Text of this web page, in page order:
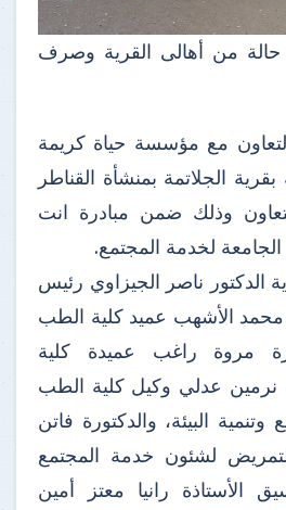
- الكشف على 212 حالة من أهالى القرية وصرف
مع مؤسسة حياة كريمة
الجلاتمة بمنشأة القناطر
وذلك ضمن مبادرة انت
لخدمة المجتمع.
الدكتور ناصر الجيزاوي رئيس
محمد الأشهب عميد كلية الطب
مروة راغب عميدة كلية
نرمين عدلي وكيل كلية الطب
البيئة، والدكتورة فاتن
لشئون خدمة المجتمع
الأستاذة رانيا معتز أمين